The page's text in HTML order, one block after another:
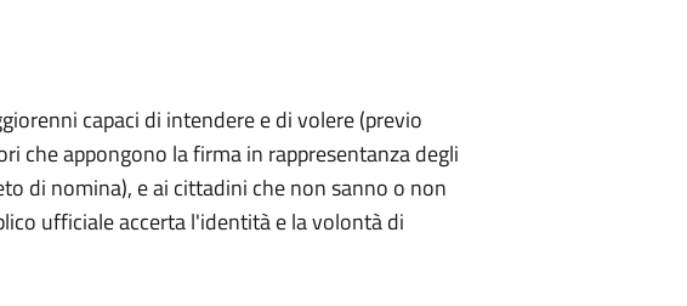
capaci di intendere e di volere (previo
che appongono la firma in rappresentanza degli
di nomina), e ai cittadini che non sanno o non
ufficiale accerta l'identità e la volontà di